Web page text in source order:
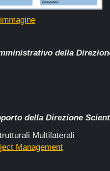
della
della Direzione
Multilaterali
Management